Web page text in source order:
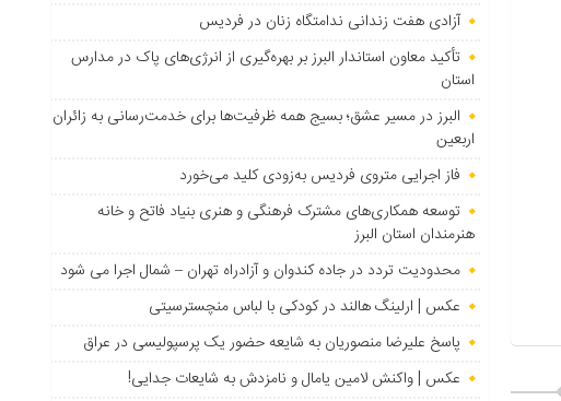
آزادی هفت زندانی ندامتگاه زنان در فردیس
تأکید معاون استاندار البرز بر بهره‌گیری از انرژی‌های پاک در مدارس
استان
البرز در مسیر عشق؛ بسیج همه ظرفیت‌ها برای خدمت‌رسانی به زائران
اربعین
فاز اجرایی متروی فردیس به‌زودی کلید می‌خورد
توسعه همکاری‌های مشترک فرهنگی و هنری بنیاد فاتح و خانه
هنرمندان استان البرز
محدودیت تردد در جاده کندوان و آزادراه تهران – شمال اجرا می شود
عکس | ارلینگ هالند در کودکی با لباس منچسترسیتی
پاسخ علیرضا منصوریان به شایعه حضور یک پرسپولیسی در عراق
عکس | واکنش لامین یامال و نامزدش به شایعات جدایی!